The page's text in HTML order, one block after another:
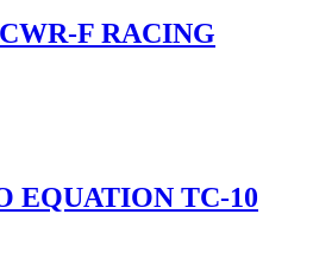
F RACING
EQUATION TC-10